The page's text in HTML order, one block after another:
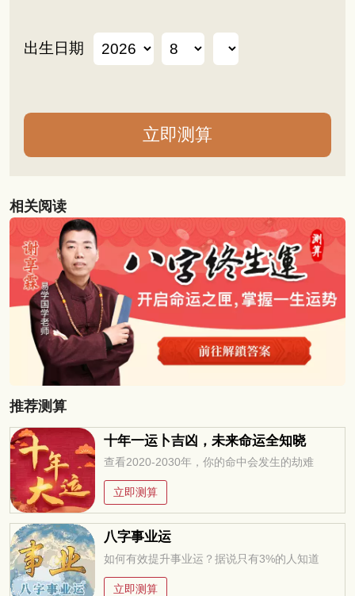
出生日期
相关阅读
推荐测算
十年一运卜吉凶，未来命运全知晓
查看2020-2030年，你的命中会发生的劫难
立即测算
八字事业运
如何有效提升事业运？据说只有3%的人知道
立即测算